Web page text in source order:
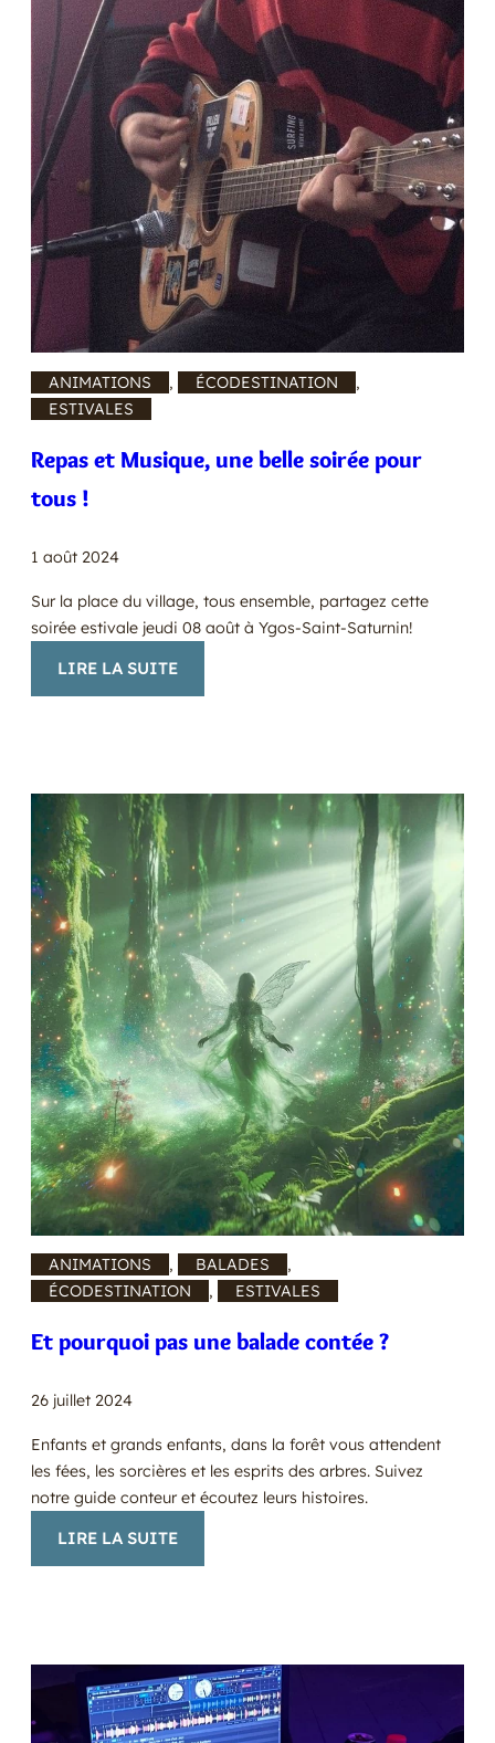
ANIMATIONS , ÉCODESTINATION
ESTIVALES
Repas et Musique, une belle soirée pour
tous !
1 août 2024
Sur la place du village, tous ensemble, partagez cette
soirée estivale jeudi 08 août à Ygos-Saint-Saturnin!
LIRE LA SUITE:
REPAS
SOIRÉE
POUR
TOUS
!
ANIMATIONS , BALADES
ÉCODESTINATION
, ESTIVALES
Et pourquoi pas une balade contée ?
26 juillet 2024
Enfants et grands enfants, dans la forêt vous attendent
les fées, les sorcières et les esprits des arbres. Suivez
notre guide conteur et écoutez leurs histoires.
LIRE LA SUITE:
ET
BALADE
CONTÉE
?